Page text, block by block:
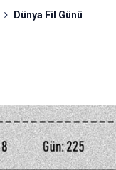
Dünya Fil Günü